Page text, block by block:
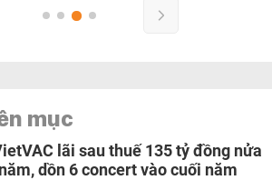
mục
lãi sau thuế 135 tỷ đồng nửa
dồn 6 concert vào cuối năm